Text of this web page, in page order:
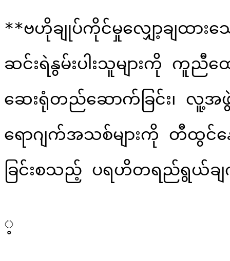
**ဗဟိုချုပ်ကိုင်မှုလျှော့ချထား
ဆင်းရဲနွမ်းပါးသူများကို ကူညီထေ
ဆေးရုံတည်ဆောက်ခြင်း၊ လူ့
ရောဂျက်အသစ်များကို တီထွင်န
ခြင်းစသည့် ပရဟိတရည်ရွယ်ခ
့